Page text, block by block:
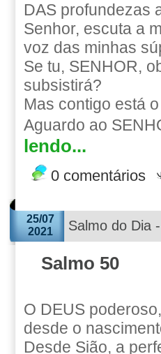
DAS profundezas
Senhor, escuta a
voz das minhas
Se tu, SENHOR,
subsistirá?
Mas contigo está
Aguardo ao
lendo...
0 comentários
25/07
2021
Salmo do Dia
Salmo 50
O DEUS
desde o
Desde Sião, a